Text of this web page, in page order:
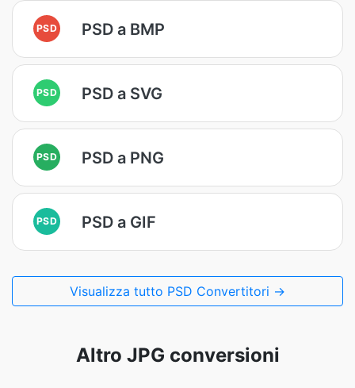
PSD PSD a BMP
PSD PSD a SVG
PSD PSD a PNG
PSD PSD a GIF
Visualizza tutto PSD Convertitori →
Altro JPG conversioni